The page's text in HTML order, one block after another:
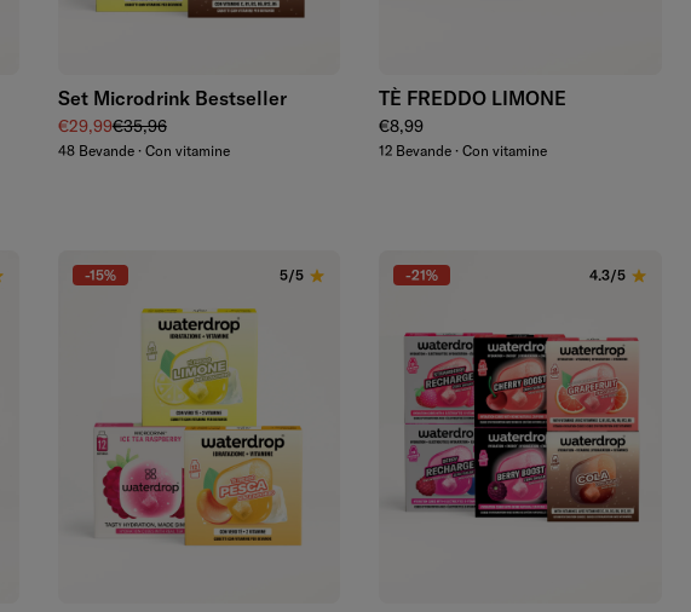
Set Microdrink Bestseller
Prezzo di vendita
€29,99Prezzo regolare
€35,96
48 Bevande · Con vitamine
TÈ FREDDO LIMONE
Prezzo regolare
€8,99
12 Bevande · Con vitamine
-15% 5/5 -21% 4.3/5